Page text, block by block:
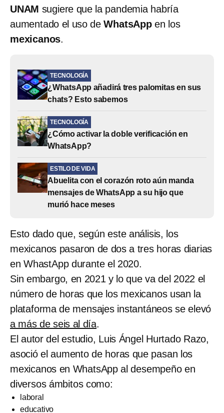
UNAM sugiere que la pandemia habría
aumentado el uso deWhatsAppen los
mexicanos.
TECNOLOGÍA
¿WhatsApp añadirá tres palomitas en sus
chats? Esto sabemos
TECNOLOGÍA
¿Cómo activar la doble verificación en
WhatsApp?
ESTILO DE VIDA
Abuelita con el corazón roto aún manda
mensajes de WhatsApp a su hijo que
murió hace meses
Esto dado que, según este análisis, los
mexicanos pasaron de dos a tres horas diarias
en WhastApp durante el 2020.
Sin embargo, en 2021 y lo que va del 2022 el
número de horas que los mexicanos usan la
plataforma de mensajes instantáneos se elevó
a más de seis al día.
El autor del estudio, Luis Ángel Hurtado Razo,
asoció el aumento de horas que pasan los
mexicanos en WhatsApp al desempeño en
diversos ámbitos como:
laboral
educativo